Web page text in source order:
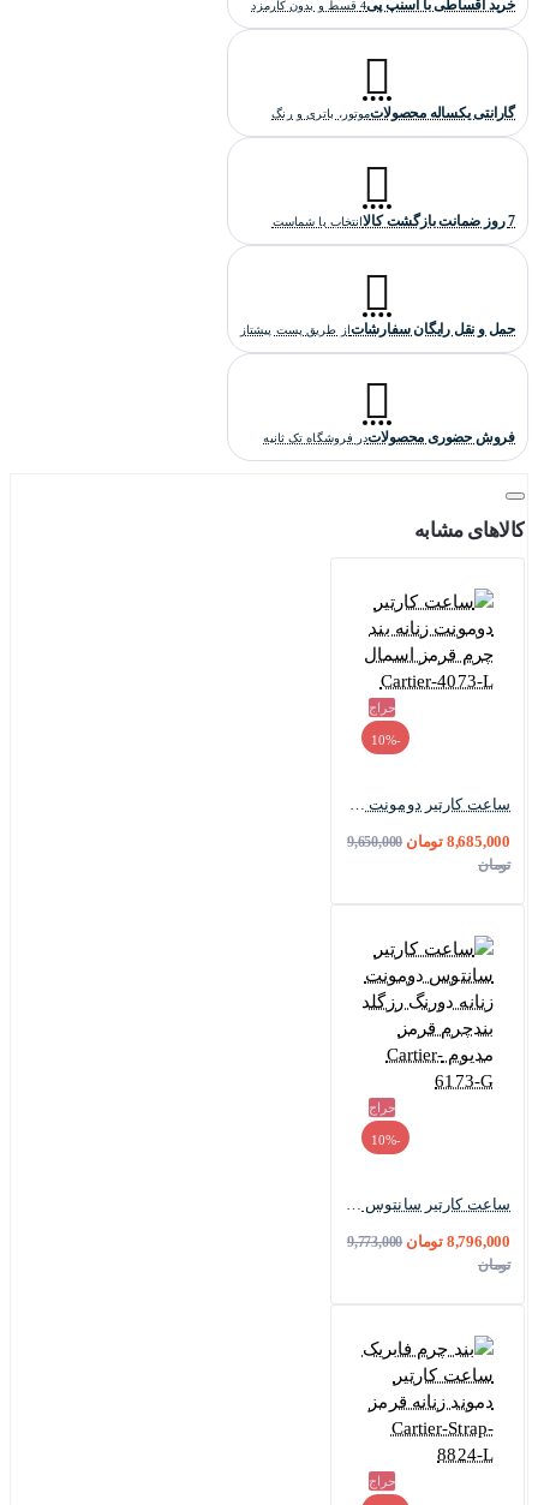
کیفیت ساخت این ساعت کارتیه "های کپی درجه یک" است که بالاترین
خرید اقساطی با اسنپ پی4 قسط و بدون کارمزد
گارانتی یکساله محصولاتموتور، باتری و رنگ
7 روز ضمانت بازگشت کالا انتخاب با شماست
حمل و نقل رایگان سفارشاتاز طریق پست پیشتاز
فروش حضوری محصولاتدر فروشگاه تک ثانیه
کالاهای مشابه
حراج
-10%
ساعت کارتیر دومونت زنانه بند چرم قرمز اسمال Cartier-4073-L
8,685,000 تومان
9,650,000
تومان
حراج
-10%
ساعت کارتیر سانتوس دومونت زنانه دورنگ رزگلد بندچرم قرمز مدیوم Cartier-6173-G
8,796,000 تومان
9,773,000
تومان
حراج